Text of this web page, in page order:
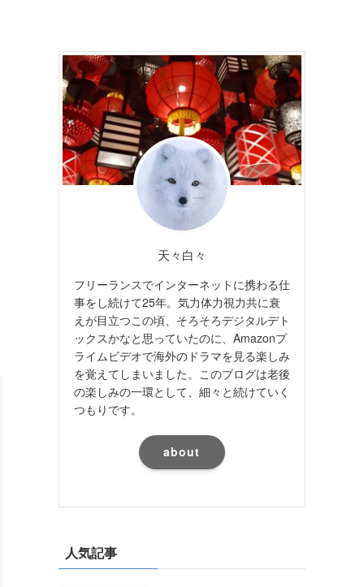
天々白々
フリーランスでインターネットに携わる仕
事をし続けて25年。気力体力視力共に衰
えが目立つこの頃、そろそろデジタルデト
ックスかなと思っていたのに、Amazonプ
ライムビデオで海外のドラマを見る楽しみ
を覚えてしまいました。このブログは老後
の楽しみの一環として、細々と続けていく
つもりです。
about
人気記事